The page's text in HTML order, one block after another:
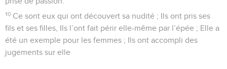
10 Ce sont eux qui ont découvert sa nudité ; Ils ont pris ses
fils et ses filles, Ils l’ont fait périr elle-même par l’épée ; Elle a
été un exemple pour les femmes ; Ils ont accompli des
jugements sur elle